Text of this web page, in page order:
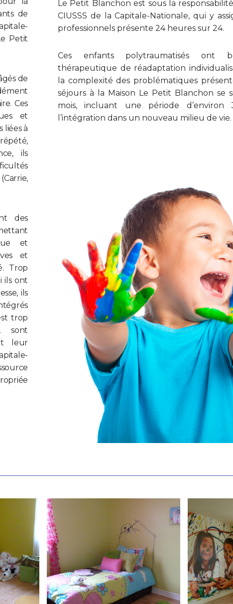
de
Petit
de
Ces
et
liées à
ils
des
et
et
Trop
ils ont
ils
trop
sont
leur
Le Petit Blanchon est sous la
CIUSSS de la Capitale-Nationale, qui y
professionnels présente 24 heures sur 24.
Ces enfants polytraumatisés ont
thérapeutique de réadaptation
la complexité des problématiques
séjours à la Maison Le Petit Blanchon se
mois, incluant une période
l’intégration dans un nouveau milieu de vie.